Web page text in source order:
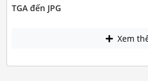
TGA đến JPG
Xem